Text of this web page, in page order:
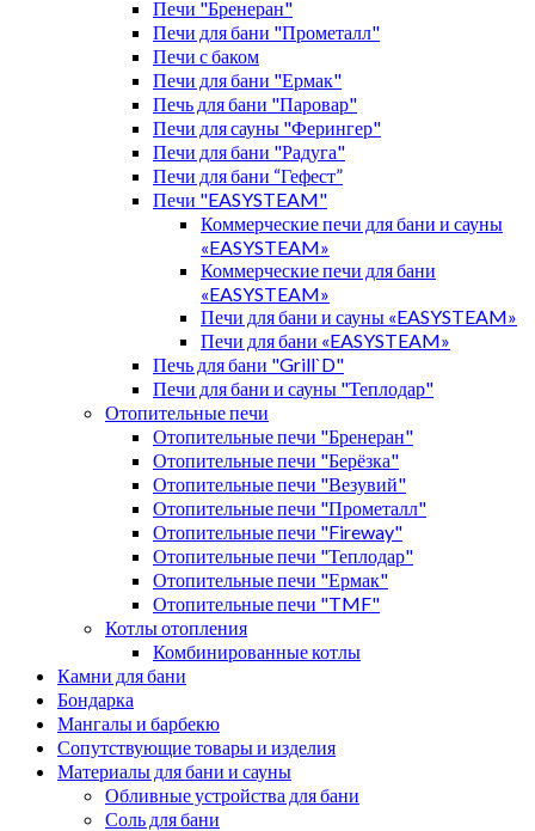
Печи "Бренеран"
Печи для бани "Прометалл"
Печи с баком
Печи для бани "Ермак"
Печь для бани "Паровар"
Печи для сауны "Ферингер"
Печи для бани "Радуга"
Печи для бани “Гефест”
Печи "EASYSTEAM"
Коммерческие печи для бани и сауны
«EASYSTEAM»
Коммерческие печи для бани
«EASYSTEAM»
Печи для бани и сауны «EASYSTEAM»
Печи для бани «EASYSTEAM»
Печь для бани "Grill`D"
Печи для бани и сауны "Теплодар"
Отопительные печи
Отопительные печи "Бренеран"
Отопительные печи "Берёзка"
Отопительные печи "Везувий"
Отопительные печи "Прометалл"
Отопительные печи "Fireway"
Отопительные печи "Теплодар"
Отопительные печи "Ермак"
Отопительные печи "TMF"
Котлы отопления
Комбинированные котлы
Камни для бани
Бондарка
Мангалы и барбекю
Сопутствующие товары и изделия
Материалы для бани и сауны
Обливные устройства для бани
Соль для бани